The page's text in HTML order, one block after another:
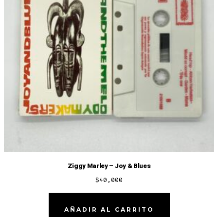
Ziggy Marley – Joy & Blues
$40,000
AÑADIR AL CARRITO